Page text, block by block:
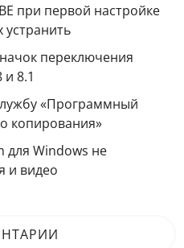
при первой настройке
устранить
переключения
8.1
«Программный
копирования»
для Windows не
и видео